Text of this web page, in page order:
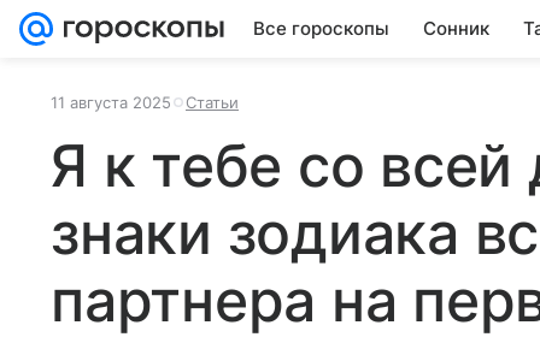
Все гороскопы Сонник
11 августа 2025 Статьи
Я к тебе со
знаки зодиака
партнера на